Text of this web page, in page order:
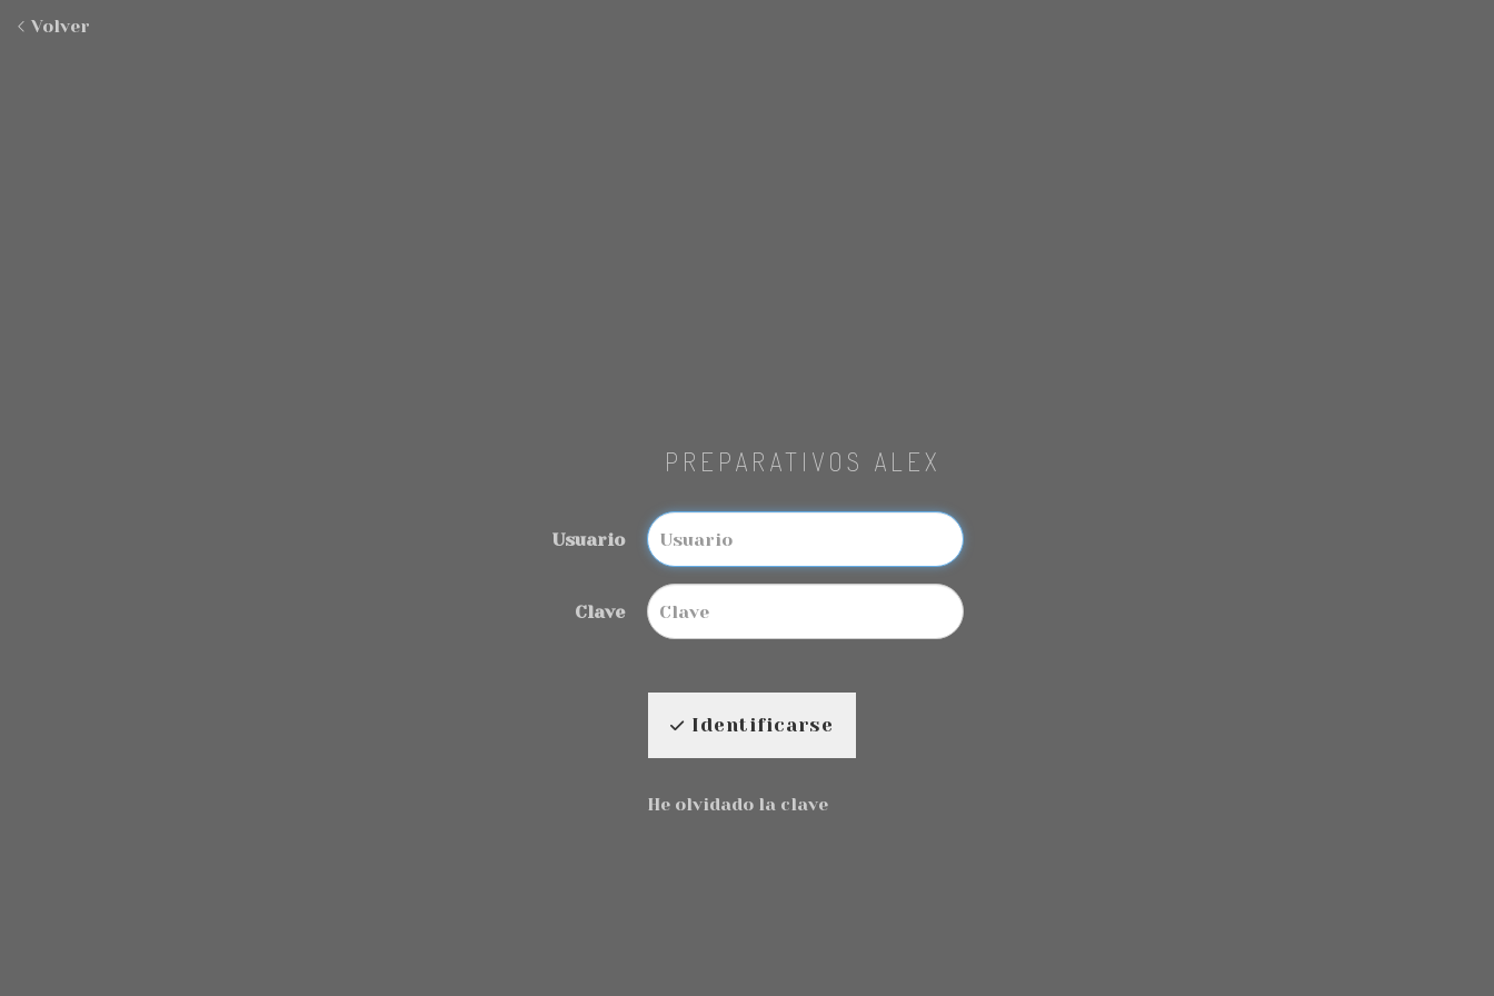
Volver
PREPARATIVOS ALEX
Usuario
Clave
Identificarse
He olvidado la clave